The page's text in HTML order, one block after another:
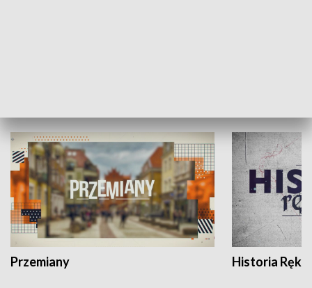
Przemiany Historia Ręką